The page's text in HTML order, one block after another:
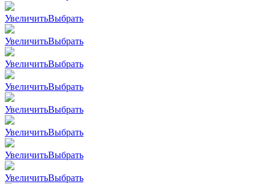
УвеличитьВыбрать
УвеличитьВыбрать
УвеличитьВыбрать
УвеличитьВыбрать
УвеличитьВыбрать
УвеличитьВыбрать
УвеличитьВыбрать
УвеличитьВыбрать